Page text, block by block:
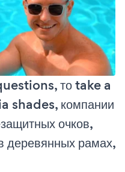
то take a
shades, компании
очков,
деревянных рамах,